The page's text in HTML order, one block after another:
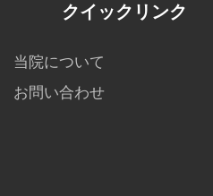
クイックリンク
当院について
お問い合わせ